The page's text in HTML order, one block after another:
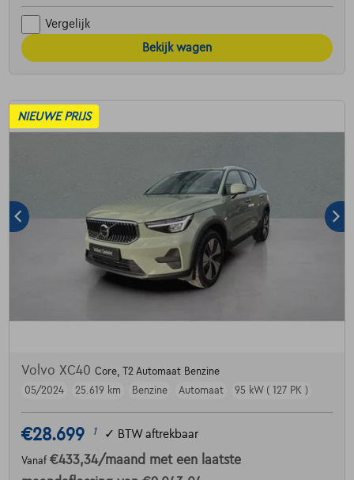
Vergelijk
Bekijk wagen
NIEUWE PRIJS
Volvo XC40 Core, T2 Automaat Benzine
05/2024
25.619 km Benzine Automaat 95 kW ( 127 PK )
€28.699 1 ✓ BTW aftrekbaar
Vanaf €433,34/maand met een laatste